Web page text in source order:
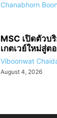
Chanabhorn
MSC เปิดตัวบ
เกตเวย์ใหม่สู่
Viboonwat
August 4, 2026